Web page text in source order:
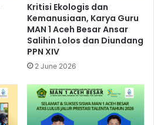
Kritisi Ekologis dan
Kemanusiaan, Karya Guru
MAN 1 Aceh Besar Ansar
Salihin Lolos dan Diundang
PPN XIV
2 June 2026